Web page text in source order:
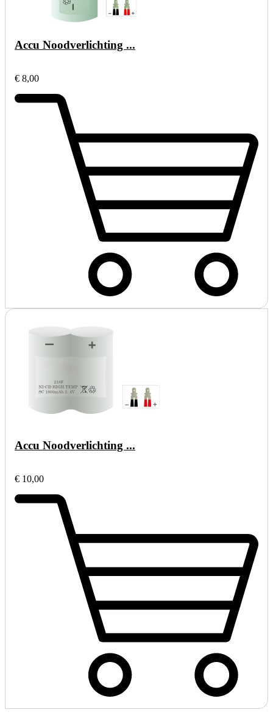
Accu Noodverlichting ...
€ 8,00
Accu Noodverlichting ...
€ 10,00